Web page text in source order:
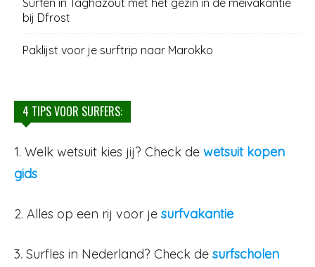
Surfen in Taghazout met het gezin in de meivakantie
bij Dfrost
Paklijst voor je surftrip naar Marokko
4 TIPS VOOR SURFERS:
1. Welk wetsuit kies jij? Check de wetsuit kopen
gids
2. Alles op een rij voor je surfvakantie
3. Surfles in Nederland? Check de surfscholen